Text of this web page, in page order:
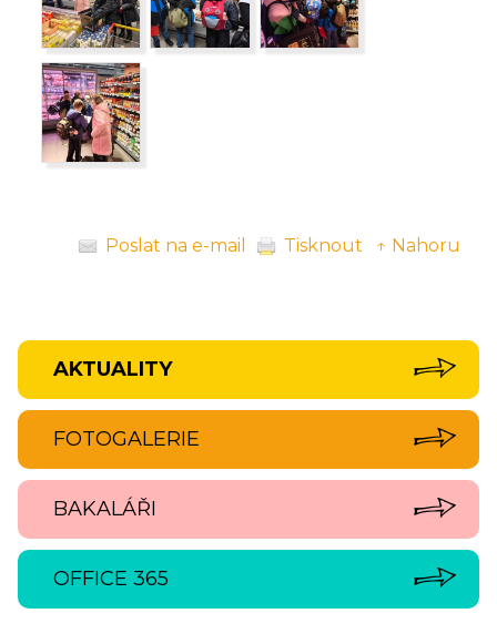
Poslat na e-mail Tisknout ↑ Nahoru
AKTUALITY
FOTOGALERIE
BAKALÁŘI
OFFICE 365